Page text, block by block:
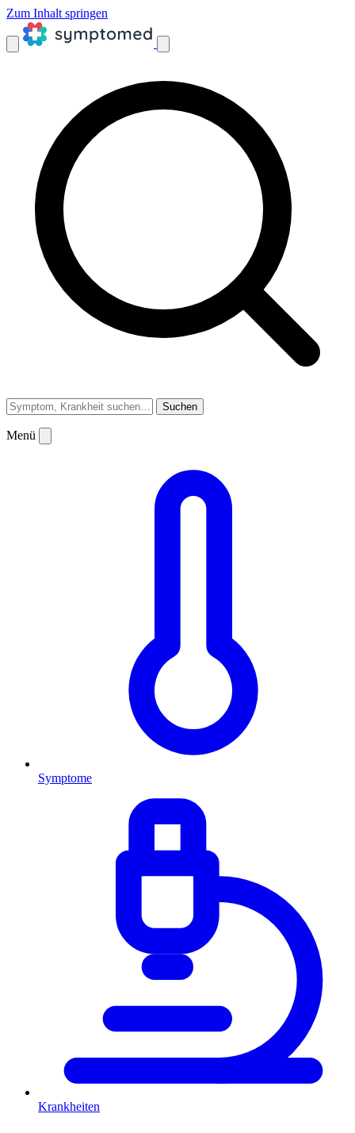
Zum Inhalt springen
Suchen
Menü
Symptome
Krankheiten